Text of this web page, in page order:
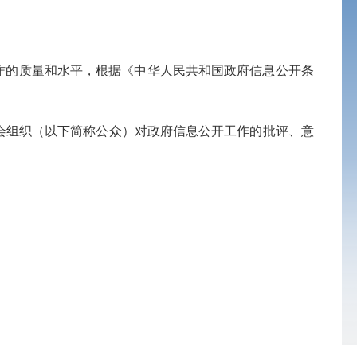
质量和水平，根据《中华人民共和国政府信息公开条
织（以下简称公众）对政府信息公开工作的批评、意